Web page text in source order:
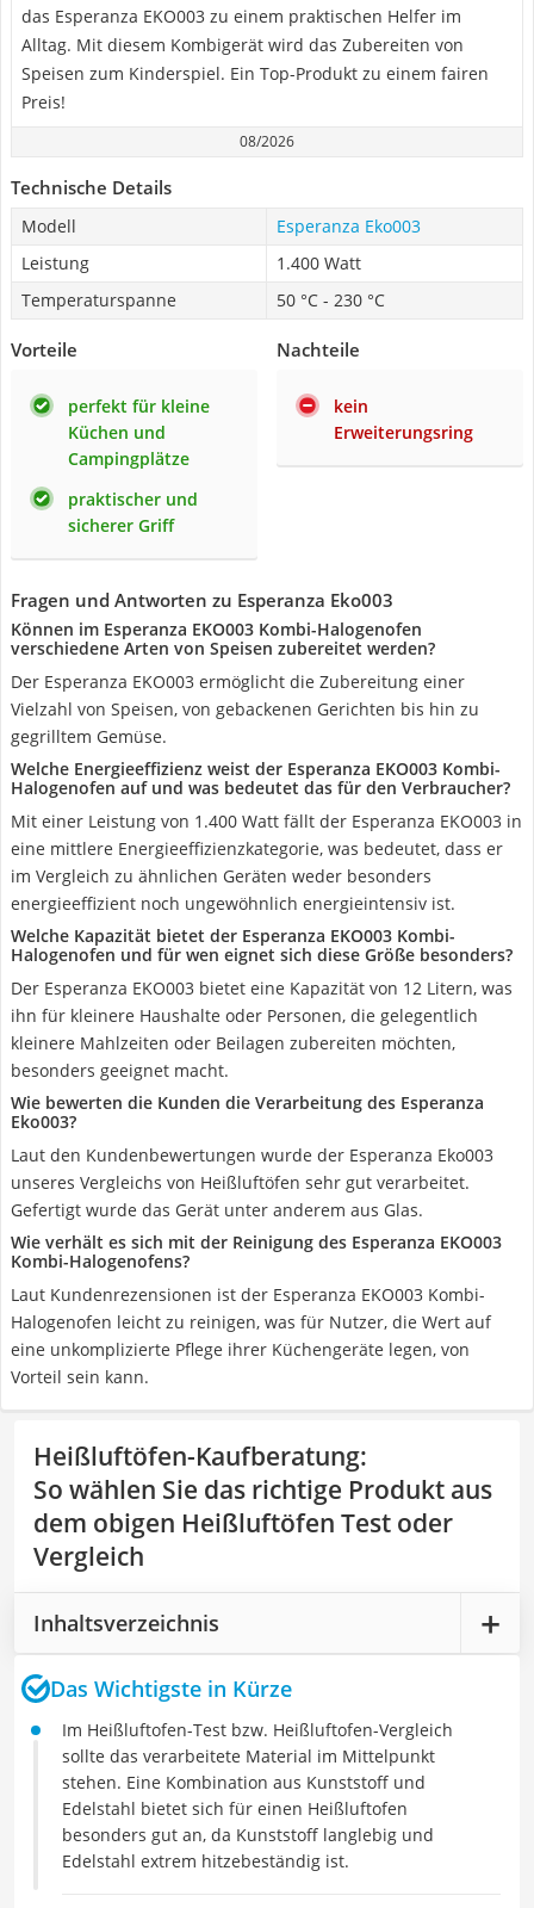
das Esperanza EKO003 zu einem praktischen Helfer im
Alltag. Mit diesem Kombigerät wird das Zubereiten von
Speisen zum Kinderspiel. Ein Top-Produkt zu einem fairen
Preis!
08/2026
Technische Details
Modell
Esperanza Eko003
Leistung
1.400 Watt
Temperaturspanne
50 °C - 230 °C
Vorteile
perfekt für kleine
Küchen und
Campingplätze
praktischer und
sicherer Griff
Nachteile
kein
Erweiterungsring
Fragen und Antworten zu Esperanza Eko003
Können im Esperanza EKO003 Kombi-Halogenofen
verschiedene Arten von Speisen zubereitet werden?
Der Esperanza EKO003 ermöglicht die Zubereitung einer
Vielzahl von Speisen, von gebackenen Gerichten bis hin zu
gegrilltem Gemüse.
Welche Energieeffizienz weist der Esperanza EKO003 Kombi-
Halogenofen auf und was bedeutet das für den Verbraucher?
Mit einer Leistung von 1.400 Watt fällt der Esperanza EKO003 in
eine mittlere Energieeffizienzkategorie, was bedeutet, dass er
im Vergleich zu ähnlichen Geräten weder besonders
energieeffizient noch ungewöhnlich energieintensiv ist.
Welche Kapazität bietet der Esperanza EKO003 Kombi-
Halogenofen und für wen eignet sich diese Größe besonders?
Der Esperanza EKO003 bietet eine Kapazität von 12 Litern, was
ihn für kleinere Haushalte oder Personen, die gelegentlich
kleinere Mahlzeiten oder Beilagen zubereiten möchten,
besonders geeignet macht.
Wie bewerten die Kunden die Verarbeitung des Esperanza
Eko003?
Laut den Kundenbewertungen wurde der Esperanza Eko003
unseres Vergleichs von Heißluftöfen sehr gut verarbeitet.
Gefertigt wurde das Gerät unter anderem aus Glas.
Wie verhält es sich mit der Reinigung des Esperanza EKO003
Kombi-Halogenofens?
Laut Kundenrezensionen ist der Esperanza EKO003 Kombi-
Halogenofen leicht zu reinigen, was für Nutzer, die Wert auf
eine unkomplizierte Pflege ihrer Küchengeräte legen, von
Vorteil sein kann.
Heißluftöfen-Kaufberatung:
So wählen Sie das richtige Produkt aus
dem obigen Heißluftöfen Test oder
Vergleich
Inhaltsverzeichnis
Das Wichtigste in Kürze
Im Heißluftofen-Test bzw. Heißluftofen-Vergleich
sollte das verarbeitete Material im Mittelpunkt
stehen. Eine Kombination aus Kunststoff und
Edelstahl bietet sich für einen Heißluftofen
besonders gut an, da Kunststoff langlebig und
Edelstahl extrem hitzebeständig ist.